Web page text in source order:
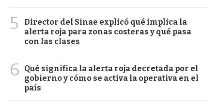
5
Director del Sinae explicó qué implica la
alerta roja para zonas costeras y qué pasa
con las clases
6
Qué significa la alerta roja decretada por el
gobierno y cómo se activa la operativa en el
país